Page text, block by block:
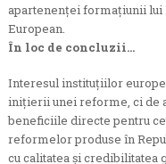
apartenenței formațiunii lui
European.
În loc de concluzii…
Interesul instituțiilor
inițierii unei reforme, ci de
beneficiile directe pentru
reformelor produse în
cu calitatea și credibilitatea